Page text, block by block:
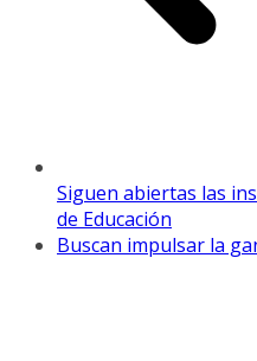
Siguen abiertas las
de Educación
Buscan impulsar la